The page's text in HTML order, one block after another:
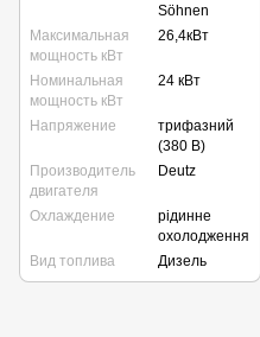
Söhnen
Максимальная
мощность кВт
26,4кВт
Номинальная
мощность кВт
24 кВт
Напряжение
трифазний
(380 В)
Производитель
двигателя
Deutz
Охлаждение
рідинне
охолодження
Вид топлива
Дизель